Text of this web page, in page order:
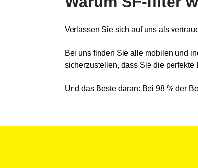
Verlassen Sie sich auf uns als
Bei uns finden Sie alle mobilen und
sicherzustellen, dass Sie die perfekte
Und das Beste daran: Bei 98 % der